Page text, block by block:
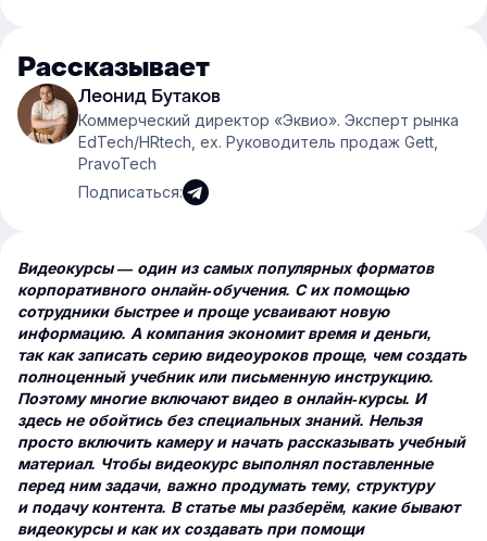
Рассказывает
Леонид Бутаков
Коммерческий директор «Эквио». Эксперт рынка
EdTech/HRtech, ex. Руководитель продаж Gett,
PravoTech
Подписаться:
Видеокурсы — один из самых популярных форматов
корпоративного онлайн-обучения. С их помощью
сотрудники быстрее и проще усваивают новую
информацию. А компания экономит время и деньги,
так как записать серию видеоуроков проще, чем создать
полноценный учебник или письменную инструкцию.
Поэтому многие включают видео в онлайн-курсы. И
здесь не обойтись без специальных знаний. Нельзя
просто включить камеру и начать рассказывать учебный
материал. Чтобы видеокурс выполнял поставленные
перед ним задачи, важно продумать тему, структуру
и подачу контента. В статье мы разберём, какие бывают
видеокурсы и как их создавать при помощи